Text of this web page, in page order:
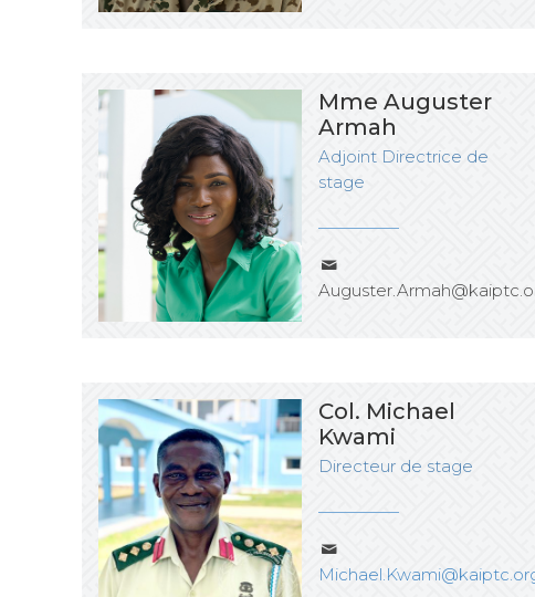
Mme Auguster
Armah
Adjoint Directrice de
stage
Col. Michael
Kwami
Directeur de stage